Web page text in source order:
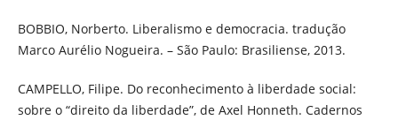
BOBBIO, Norberto. Liberalismo e democracia. tradução
Marco Aurélio Nogueira. – São Paulo: Brasiliense, 2013.
CAMPELLO, Filipe. Do reconhecimento à liberdade social:
sobre o “direito da liberdade”, de Axel Honneth. Cadernos